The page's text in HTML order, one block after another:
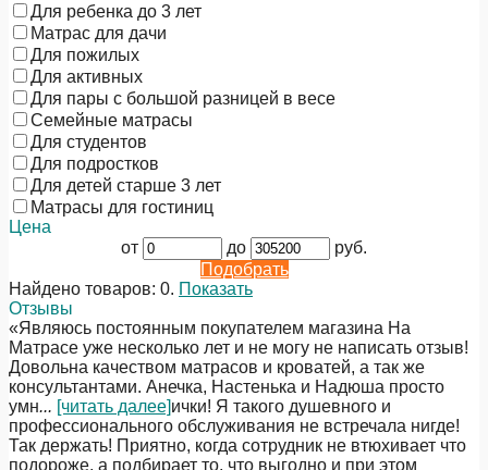
Для ребенка до 3 лет
Матрас для дачи
Для пожилых
Для активных
Для пары с большой разницей в весе
Семейные матрасы
Для студентов
Для подростков
Для детей старше 3 лет
Матрасы для гостиниц
Цена
от
до
руб.
Подобрать
Найдено товаров: 0. Показать
Отзывы
«Являюсь постоянным покупателем магазина На
Матрасе уже несколько лет и не могу не написать отзыв!
Довольна качеством матрасов и кроватей, а так же
консультантами. Анечка, Настенька и Надюша просто
умн... [читать далее]ички! Я такого душевного и
профессионального обслуживания не встречала нигде!
Так держать! Приятно, когда сотрудник не втюхивает что
подороже, а подбирает то, что выгодно и при этом